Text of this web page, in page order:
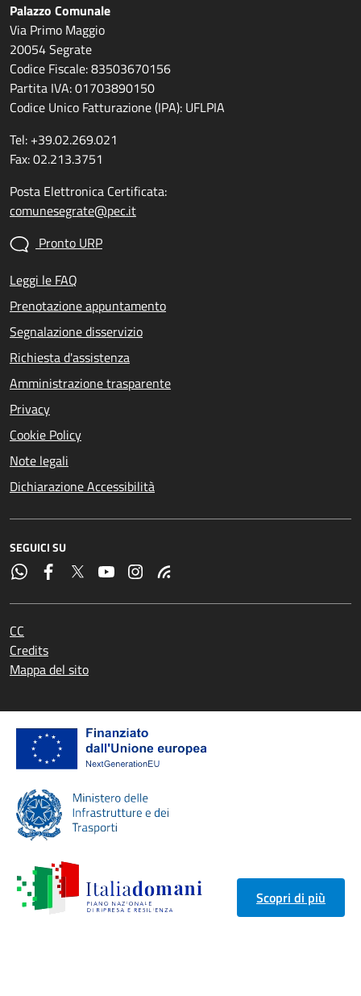
Palazzo Comunale
Via Primo Maggio
20054 Segrate
Codice Fiscale: 83503670156
Partita IVA: 01703890150
Codice Unico Fatturazione (IPA): UFLPIA
Tel: +39.02.269.021
Fax: 02.213.3751
Posta Elettronica Certificata:
comunesegrate@pec.it
Pronto URP
Leggi le FAQ
Prenotazione appuntamento
Segnalazione disservizio
Richiesta d'assistenza
Amministrazione trasparente
Privacy
Cookie Policy
Note legali
Dichiarazione Accessibilità
SEGUICI SU
CC
Credits
Mappa del sito
Scopri di più